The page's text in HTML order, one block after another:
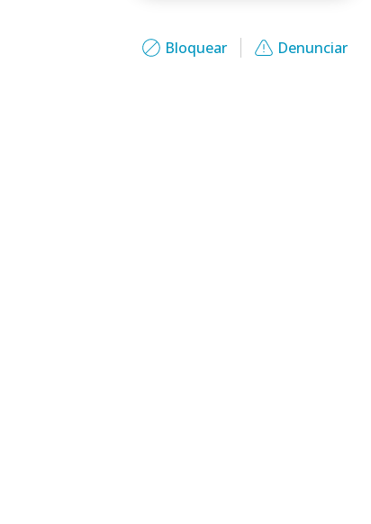
Bloquear Denunciar